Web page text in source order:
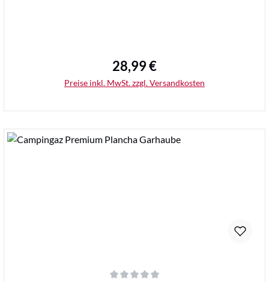
Regulärer Preis:
28,99 €
Preise inkl. MwSt. zzgl. Versandkosten